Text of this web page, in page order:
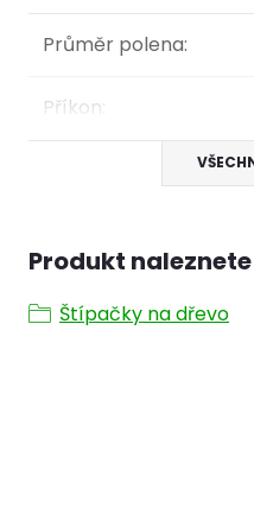
Průměr polena:
Příkon:
Produkt
Štípačky na dřevo